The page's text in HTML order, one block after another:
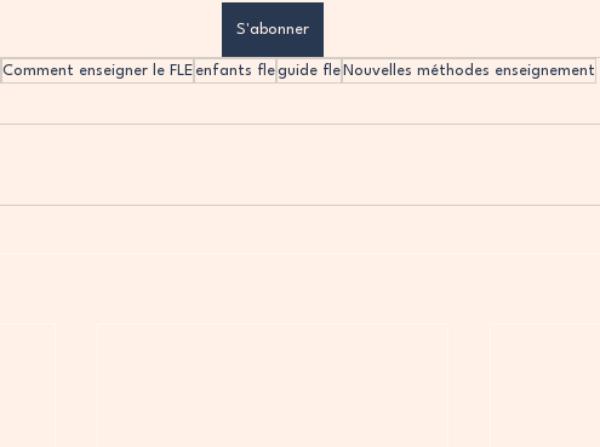
S'abonner
Comment enseigner le FLE enfants fleguide fle Nouvelles méthodes enseignement